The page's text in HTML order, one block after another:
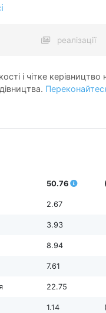
реалізації
і чітке
50.76
2.67
3.93
8.94
7.61
22.75
1.14